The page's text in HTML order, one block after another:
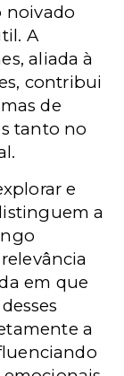
noivado
A
aliada à
contribui
de
tanto no
e
a
em que
a